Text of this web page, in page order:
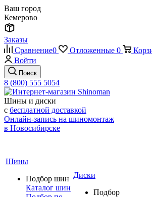
Ваш город
Кемерово
Заказы
Сравнение0 Отложенные 0
Войти
Поиск
8 (800) 555 5054
Шины и диски
с бесплатной доставкой
Онлайн-запись на шиномонтаж
в Новосибирске
Шины
Подбор шин
Каталог шин
Диски
Подбор